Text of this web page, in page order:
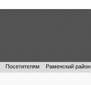
Посетителям Раменский район